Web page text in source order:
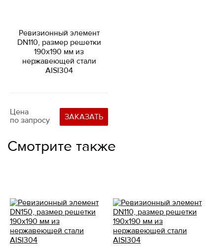
Ревизионный элемент
DN110, размер решетки
190х190 мм из
нержавеющей стали
AISI304
Цена
по запросу
ЗАКАЗАТЬ
Смотрите также